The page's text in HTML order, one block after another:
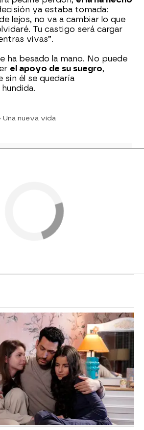
ya estaba tomada:
lejos, no va a cambiar lo que
Tu castigo será cargar
vivas”.
ha besado la mano. No puede
el apoyo de su suegro,
sin él se quedaría
Una nueva vida